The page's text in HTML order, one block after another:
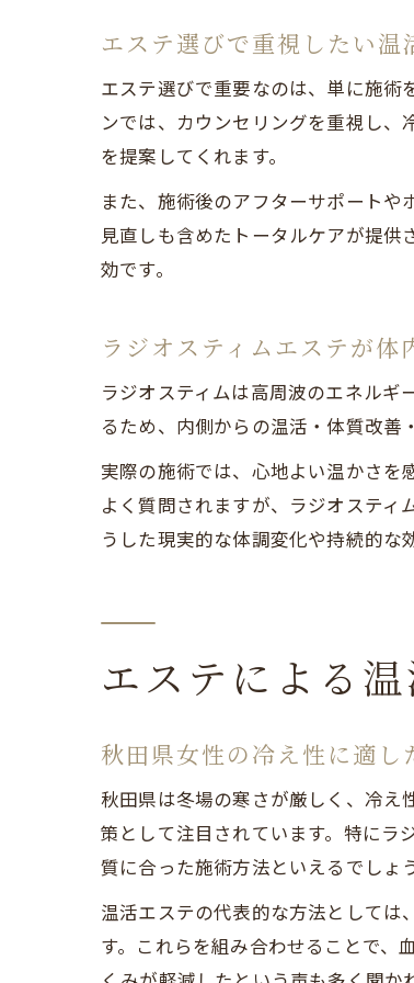
エステ選びで重視したい温
エステ選びで重要なのは、単に施術
ンでは、カウンセリングを重視し
を提案してくれます。
また、施術後のアフターサポート
見直しも含めたトータルケアが提
効です。
ラジオスティムエステが
ラジオスティムは高周波のエネル
るため、内側からの温活・体質改
実際の施術では、心地よい温かさを
よく質問されますが、ラジオステ
うした現実的な体調変化や持続的な
エステによる
秋田県女性の冷え性に適し
秋田県は冬場の寒さが厳しく、冷え
策として注目されています。特にラ
質に合った施術方法といえるでしょう
温活エステの代表的な方法としては
す。これらを組み合わせることで、